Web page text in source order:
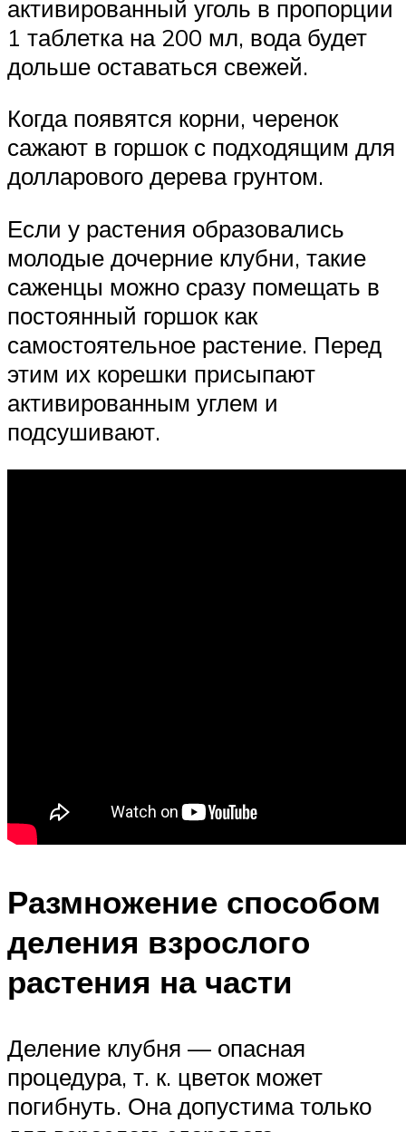
активированный уголь в пропорции
1 таблетка на 200 мл, вода будет
дольше оставаться свежей.
Когда появятся корни, черенок
сажают в горшок с подходящим для
долларового дерева грунтом.
Если у растения образовались
молодые дочерние клубни, такие
саженцы можно сразу помещать в
постоянный горшок как
самостоятельное растение. Перед
этим их корешки присыпают
активированным углем и
подсушивают.
Размножение способом
деления взрослого
растения на части
Деление клубня — опасная
процедура, т. к. цветок может
погибнуть. Она допустима только